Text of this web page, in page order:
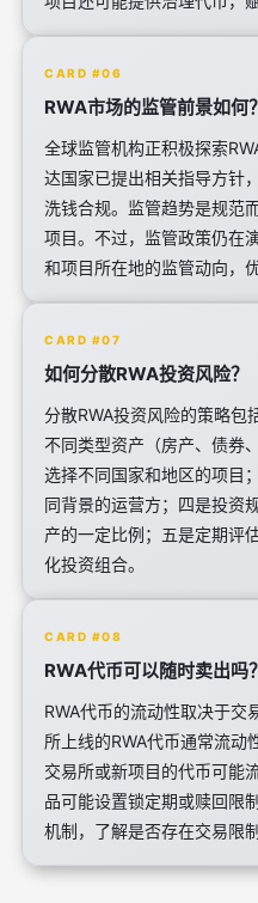
CARD #06
RWA市场的监管前景如何？
全球监管机构正积极探索
达国家已提出相关指导方针
洗钱合规。监管趋势是规范
项目。不过，监管政策仍在
和项目所在地的监管动向，
CARD #07
如何分散RWA投资风险？
分散RWA投资风险的策略包
不同类型资产（房产、债券
选择不同国家和地区的项目
同背景的运营方；四是投资
产的一定比例；五是定期评
化投资组合。
CARD #08
RWA代币可以随时卖出吗？
RWA代币的流动性取决于交
所上线的RWA代币通常流动
交易所或新项目的代币可能
品可能设置锁定期或赎回限
机制，了解是否存在交易限